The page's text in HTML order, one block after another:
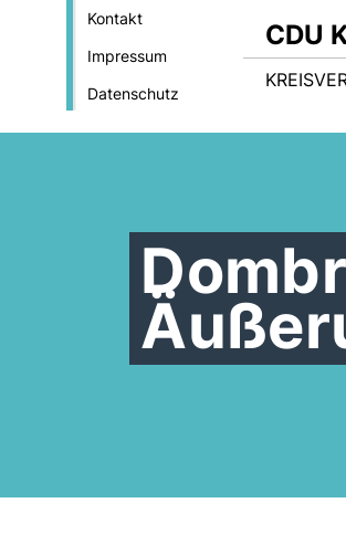
Kontakt
Impressum
Datenschutz
CDU